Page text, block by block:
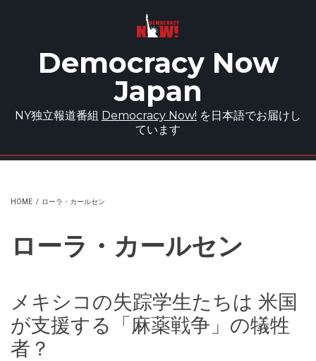
Democracy Now
Japan
NY独立報道番組 Democracy Now! を日本語でお届けし
ています
HOME / ローラ・カールセン
ローラ・カールセン
メキシコの失踪学生たちは 米国
が支援する「麻薬戦争」の犠牲
者？